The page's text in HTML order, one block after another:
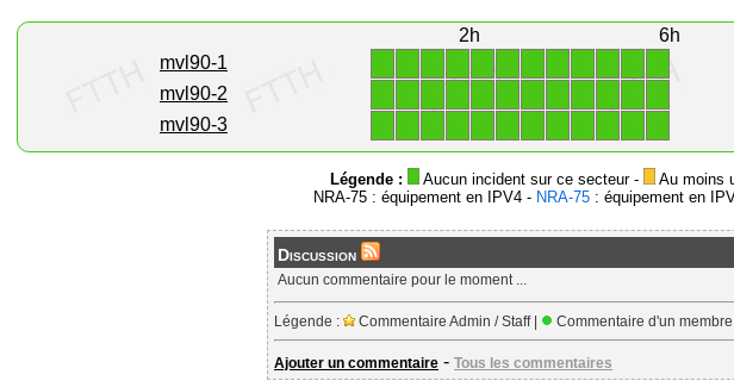
2h 6h
mvl90-1
mvl90-2
mvl90-3
Légende : Aucun incident sur ce secteur - Au moins
NRA-75 : équipement en IPV4 - NRA-75 : équipement en
Discussion
Aucun commentaire pour le moment ...
Légende : Commentaire Admin / Staff | Commentaire d'un
Ajouter un commentaire - Tous les commentaires